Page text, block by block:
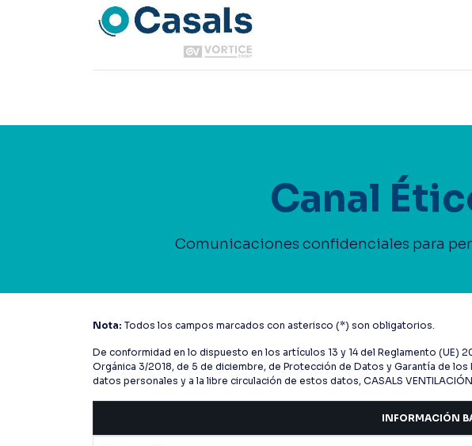
Canal
Comunicaciones confidenciales para
Nota: Todos los campos marcados con asterisco (*) son obligatorios.
De conformidad en lo dispuesto en los artículos 13 y 14 del Reglamento (UE)
Orgánica 3/2018, de 5 de diciembre, de Protección de Datos y Garantía de
datos personales y a la libre circulación de estos datos, CASALS
INFORMACIÓN